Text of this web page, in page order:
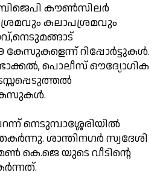
കൗണ്‍സിലര്‍
കലാപശ്രമവും
കേസുകളെന്ന് റിപ്പോര്‍ട്ടുകള്‍.
പൊലീസ് ഔദ്യോഗിക
നെടുമ്പാശ്ശേരിയില്‍
ശാന്തിനഗര്‍ സ്വദേശി
കെ.ജെ യുടെ വീടിന്റെ